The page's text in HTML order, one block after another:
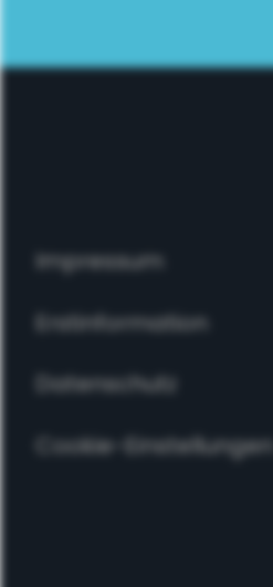
Impressum
Erstinformation
Datenschutz
Cookie-Einstellungen